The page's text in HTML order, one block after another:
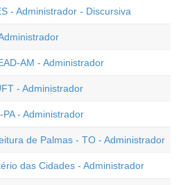
- Administrador - Discursiva
AM - Administrador
- Administrador
- Administrador
de Palmas - TO - Administrador
das Cidades - Administrador